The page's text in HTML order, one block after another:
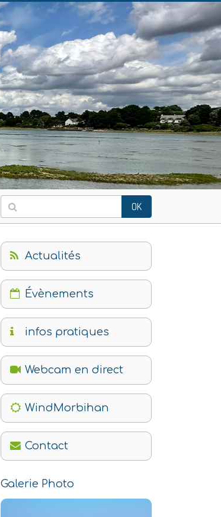
OK
Actualités
Évènements
infos pratiques
Webcam en direct
WindMorbihan
Contact
Galerie Photo